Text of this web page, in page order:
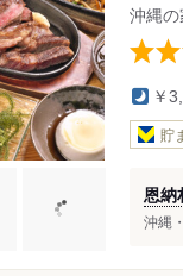
沖縄
￥
貯
恩納
沖縄